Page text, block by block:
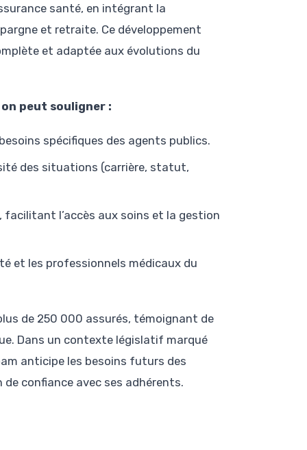
santé, en intégrant la
et retraite. Ce développement
et adaptée aux évolutions du
peut souligner :
spécifiques des agents publics.
des situations (carrière, statut,
facilitant l’accès aux soins et la gestion
et les professionnels médicaux du
de 250 000 assurés, témoignant de
Dans un contexte législatif marqué
anticipe les besoins futurs des
confiance avec ses adhérents.